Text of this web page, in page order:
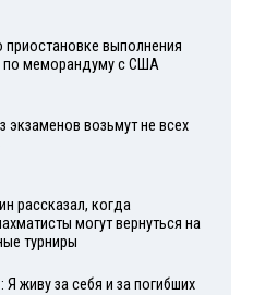
приостановке выполнения
по меморандуму с США
экзаменов возьмут не всех
рассказал, когда
могут вернуться на
турниры
Я живу за себя и за погибших